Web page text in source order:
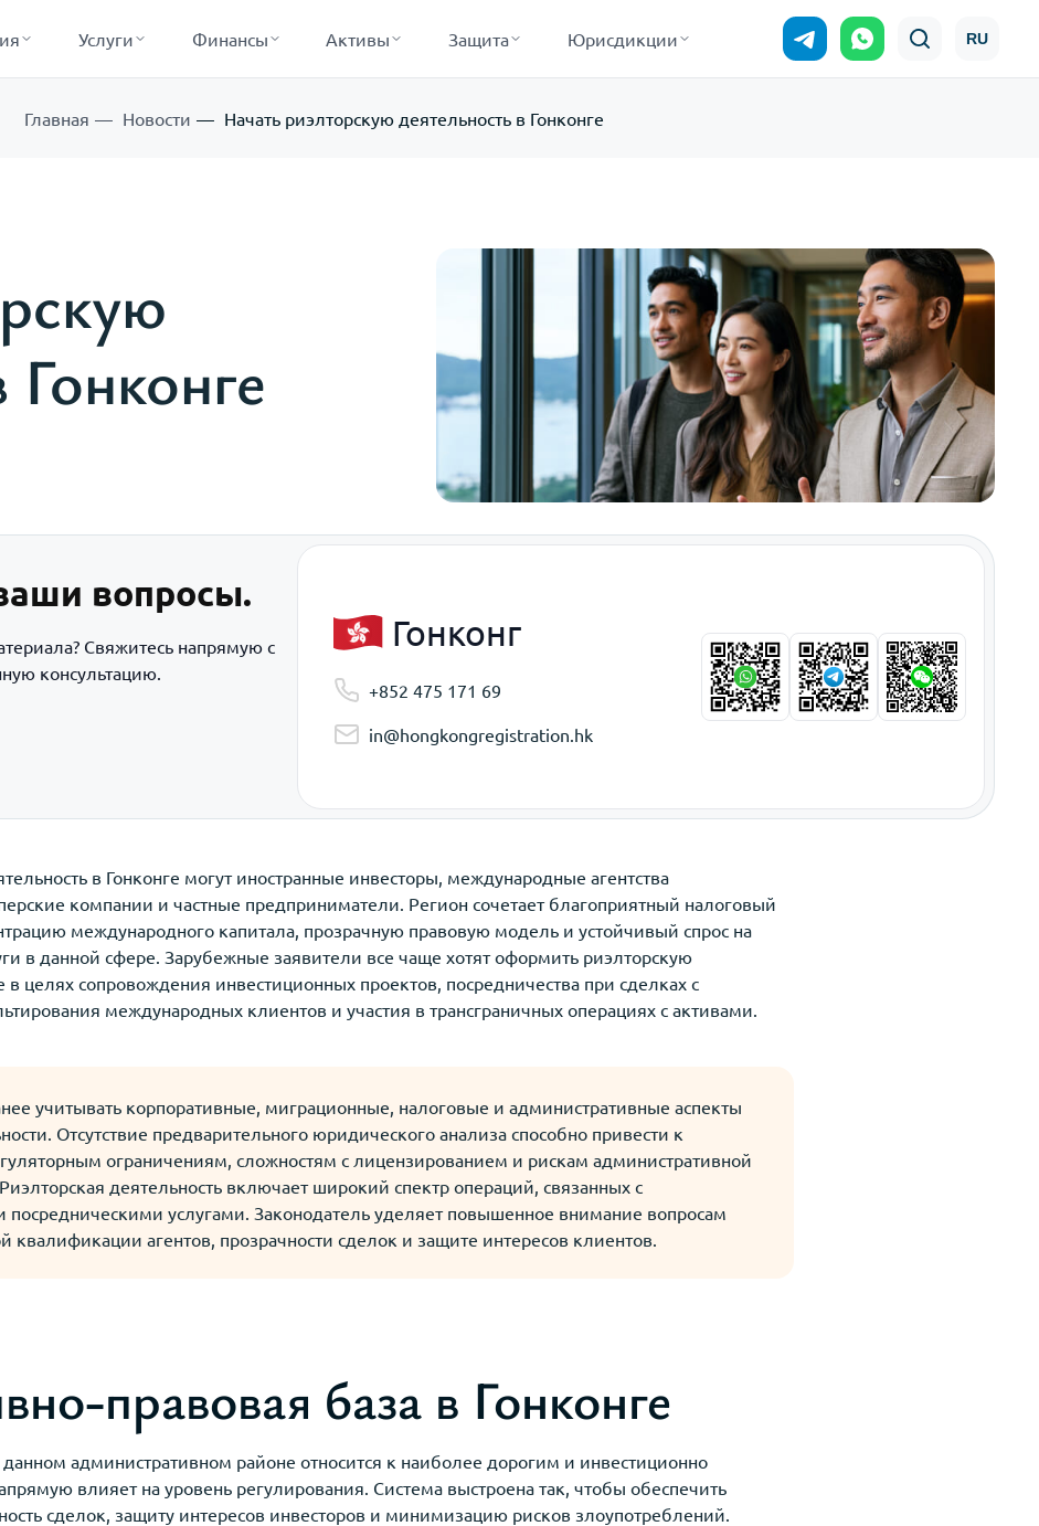
Услуги Финансы Активы Защита Юрисдикции RU
Главная Новости Начать риэлторскую деятельность в Гонконге
Гонконге
вопросы.
Свяжитесь напрямую с
консультацию.
Гонконг
+852 475 171 69
in@hongkongregistration.hk
в Гонконге могут иностранные инвесторы, международные агентства
компании и частные предприниматели. Регион сочетает благоприятный налоговый
международного капитала, прозрачную правовую модель и устойчивый спрос на
в данной сфере. Зарубежные заявители все чаще хотят оформить риэлторскую
в целях сопровождения инвестиционных проектов, посредничества при сделках с
международных клиентов и участия в трансграничных операциях с активами.
учитывать корпоративные, миграционные, налоговые и административные аспекты
Отсутствие предварительного юридического анализа способно привести к
ограничениям, сложностям с лицензированием и рискам административной
Риэлторская деятельность включает широкий спектр операций, связанных с
услугами. Законодатель уделяет повышенное внимание вопросам
квалификации агентов, прозрачности сделок и защите интересов клиентов.
правовая база в Гонконге
административном районе относится к наиболее дорогим и инвестиционно
влияет на уровень регулирования. Система выстроена так, чтобы обеспечить
сделок, защиту интересов инвесторов и минимизацию рисков злоупотреблений.